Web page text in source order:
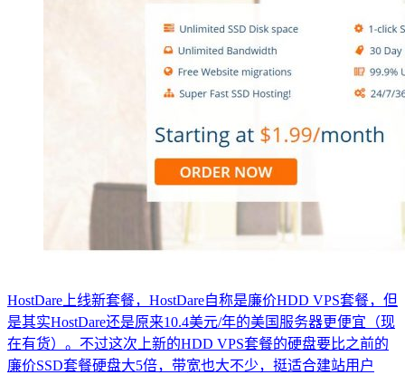
HostDare上线新套餐，HostDare自称是廉价HDD VPS套餐，但
是其实HostDare还是原来10.4美元/年的美国服务器更便宜（现
在有货）。不过这次上新的HDD VPS套餐的硬盘要比之前的
廉价SSD套餐硬盘大5倍，带宽也大不少，挺适合建站用户